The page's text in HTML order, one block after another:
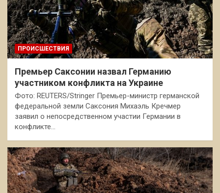
ПРОИСШЕСТВИЯ
Премьер Саксонии назвал Германию
участником конфликта на Украине
Фото: REUTERS/Stringer Премьер-министр германской
федеральной земли Саксония Михаэль Кречмер
заявил о непосредственном участии Германии в
конфликте…